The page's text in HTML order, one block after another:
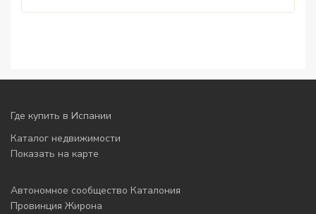
Где купить в Испании
Каталог недвижимости
Показать на карте
Автономное сообщество Каталония
Провинция Жирона